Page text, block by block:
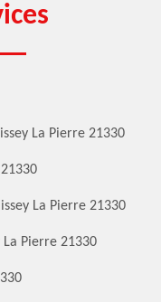
La Pierre 21330
La Pierre 21330
La Pierre 21330